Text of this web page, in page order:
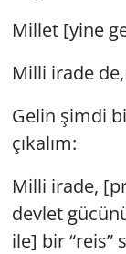
Millet [yine
Milli irade
Gelin şimdi
çıkalım:
Milli irade,
devlet
ile] bir “reis”